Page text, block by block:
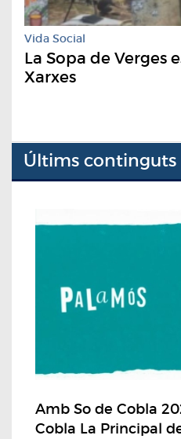
Vida Social
La Sopa de Verges
Xarxes
Últims continguts
Amb So de Cobla
Cobla La Principal